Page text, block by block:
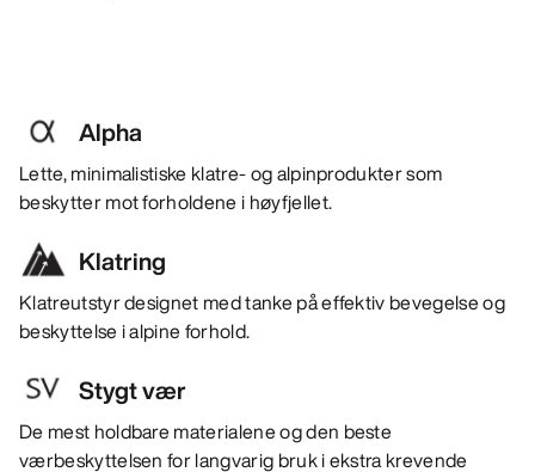
Alpha
Lette, minimalistiske klatre- og alpinprodukter som
beskytter mot forholdene i høyfjellet.
Klatring
Klatreutstyr designet med tanke på effektiv bevegelse og
beskyttelse i alpine forhold.
Stygt vær
De mest holdbare materialene og den beste
værbeskyttelsen for langvarig bruk i ekstra krevende